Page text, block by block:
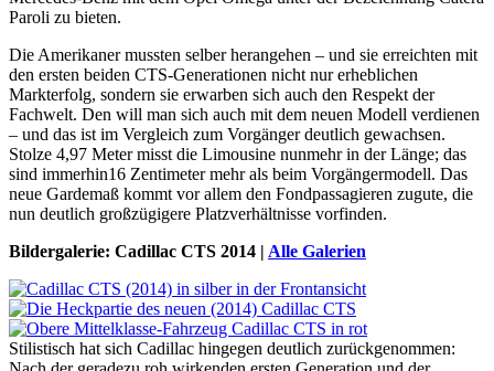
Paroli zu bieten.
Die Amerikaner mussten selber herangehen – und sie erreichten mit
den ersten beiden CTS-Generationen nicht nur erheblichen
Markterfolg, sondern sie erwarben sich auch den Respekt der
Fachwelt. Den will man sich auch mit dem neuen Modell verdienen
– und das ist im Vergleich zum Vorgänger deutlich gewachsen.
Stolze 4,97 Meter misst die Limousine nunmehr in der Länge; das
sind immerhin16 Zentimeter mehr als beim Vorgängermodell. Das
neue Gardemaß kommt vor allem den Fondpassagieren zugute, die
nun deutlich großzügigere Platzverhältnisse vorfinden.
Bildergalerie: Cadillac CTS 2014 | Alle Galerien
Stilistisch hat sich Cadillac hingegen deutlich zurückgenommen: